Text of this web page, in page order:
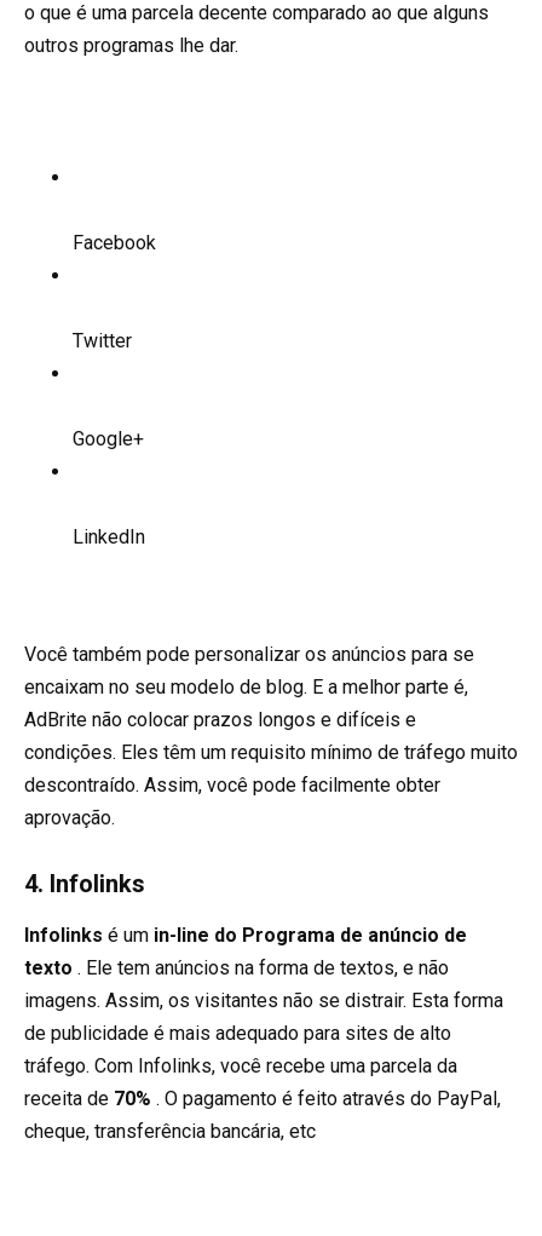
o que é uma parcela decente comparado ao que alguns
outros programas lhe dar.
Facebook
Twitter
Google+
LinkedIn
Você também pode personalizar os anúncios para se
encaixam no seu modelo de blog. E a melhor parte é,
AdBrite não colocar prazos longos e difíceis e
condições. Eles têm um requisito mínimo de tráfego muito
descontraído. Assim, você pode facilmente obter
aprovação.
4. Infolinks
Infolinks é um in-line do Programa de anúncio de
texto . Ele tem anúncios na forma de textos, e não
imagens. Assim, os visitantes não se distrair. Esta forma
de publicidade é mais adequado para sites de alto
tráfego. Com Infolinks, você recebe uma parcela da
receita de 70% . O pagamento é feito através do PayPal,
cheque, transferência bancária, etc